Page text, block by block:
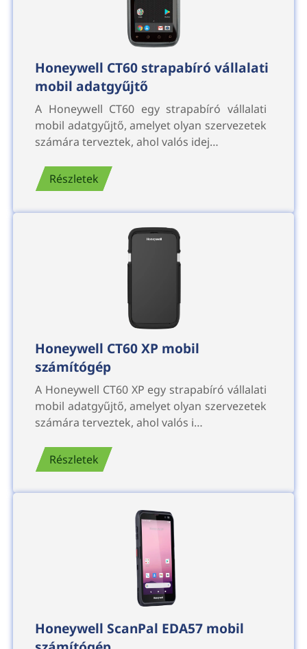
Honeywell CT60 strapabíró vállalati
mobil adatgyűjtő
A Honeywell CT60 egy strapabíró vállalati
mobil adatgyűjtő, amelyet olyan szervezetek
számára terveztek, ahol valós idej…
Részletek
Honeywell CT60 XP mobil
számítógép
A Honeywell CT60 XP egy strapabíró vállalati
mobil adatgyűjtő, amelyet olyan szervezetek
számára terveztek, ahol valós i…
Részletek
Honeywell ScanPal EDA57 mobil